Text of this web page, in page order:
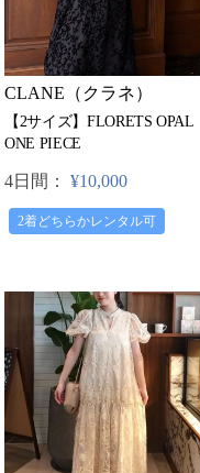
CLANE（クラネ）
【2サイズ】FLORETS OPAL
ONE PIECE
4日間： ¥10,000
2着どちらかレンタル可